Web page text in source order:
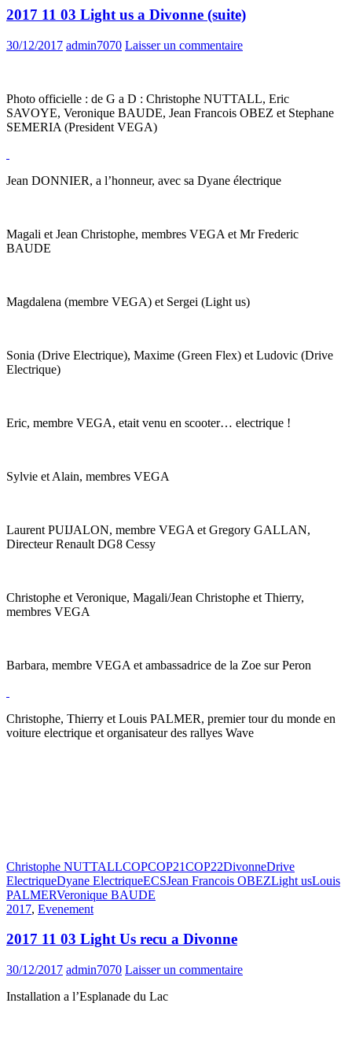
2017 11 03 Light us a Divonne (suite)
30/12/2017 admin7070 Laisser un commentaire
Photo officielle : de G a D : Christophe NUTTALL, Eric
SAVOYE, Veronique BAUDE, Jean Francois OBEZ et Stephane
SEMERIA (President VEGA)
Jean DONNIER, a l’honneur, avec sa Dyane électrique
Magali et Jean Christophe, membres VEGA et Mr Frederic
BAUDE
Magdalena (membre VEGA) et Sergei (Light us)
Sonia (Drive Electrique), Maxime (Green Flex) et Ludovic (Drive
Electrique)
Eric, membre VEGA, etait venu en scooter… electrique !
Sylvie et Alain, membres VEGA
Laurent PUIJALON, membre VEGA et Gregory GALLAN,
Directeur Renault DG8 Cessy
Christophe et Veronique, Magali/Jean Christophe et Thierry,
membres VEGA
Barbara, membre VEGA et ambassadrice de la Zoe sur Peron
Christophe, Thierry et Louis PALMER, premier tour du monde en
voiture electrique et organisateur des rallyes Wave
Christophe NUTTALLCOPCOP21COP22DivonneDrive
ElectriqueDyane ElectriqueECSJean Francois OBEZLight usLouis
PALMERVeronique BAUDE
2017, Evenement
2017 11 03 Light Us recu a Divonne
30/12/2017 admin7070 Laisser un commentaire
Installation a l’Esplanade du Lac